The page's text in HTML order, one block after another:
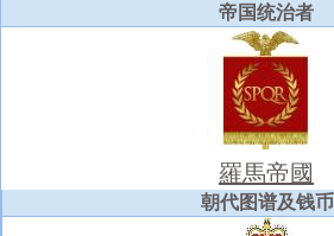
帝国统治者
羅馬帝國
朝代图谱及钱币